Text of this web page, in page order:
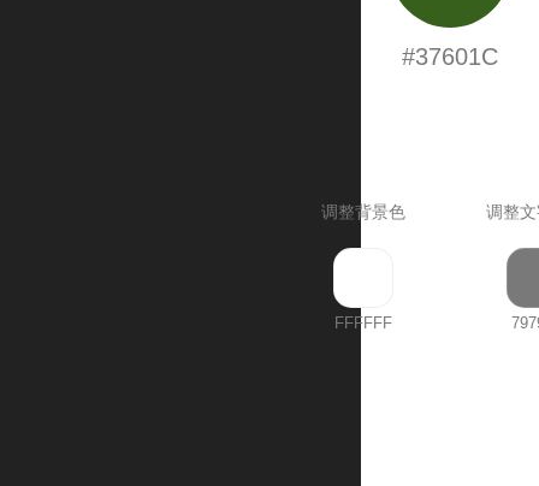
#37601C
调整背景色 调整